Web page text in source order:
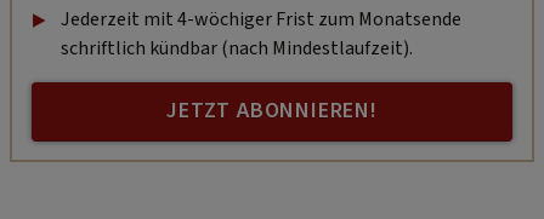
Jederzeit mit 4-wöchiger Frist zum Monatsende
schriftlich kündbar (nach Mindestlaufzeit).
JETZT ABONNIEREN!